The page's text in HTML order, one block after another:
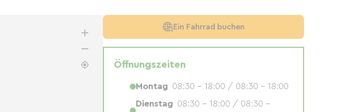
Ein Fahrrad buchen
Öffnungszeiten
Montag 08:30 - 18:00 / 08:30 - 18:00
Dienstag 08:30 - 18:00 / 08:30 -